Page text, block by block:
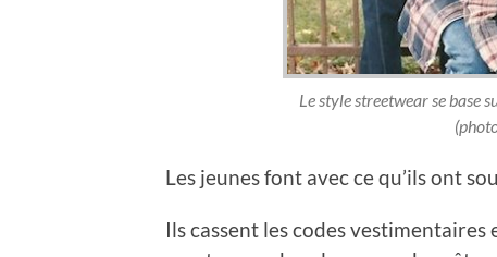
Le style streetwear se base
Les jeunes font avec ce qu’ils ont
Ils cassent les codes